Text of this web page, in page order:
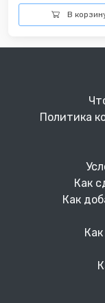
В
Политика
Как
Как